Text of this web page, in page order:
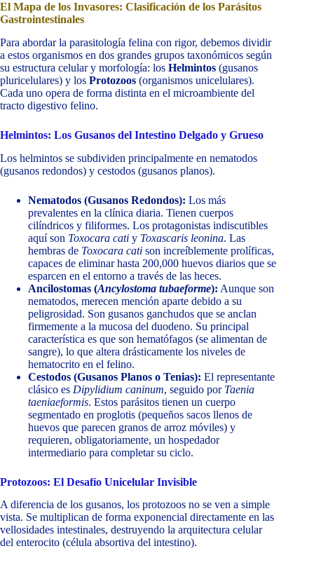
El Mapa de los Invasores: Clasificación de los Parásitos
Gastrointestinales
Para abordar la parasitología felina con rigor, debemos dividir
a estos organismos en dos grandes grupos taxonómicos según
su estructura celular y morfología: los Helmintos (gusanos
pluricelulares) y los Protozoos (organismos unicelulares).
Cada uno opera de forma distinta en el microambiente del
tracto digestivo felino.
Helmintos: Los Gusanos del Intestino Delgado y Grueso
Los helmintos se subdividen principalmente en nematodos
(gusanos redondos) y cestodos (gusanos planos).
Nematodos (Gusanos Redondos): Los más
prevalentes en la clínica diaria. Tienen cuerpos
cilíndricos y filiformes. Los protagonistas indiscutibles
aquí son Toxocara cati y Toxascaris leonina. Las
hembras de Toxocara cati son increíblemente prolíficas,
capaces de eliminar hasta 200,000 huevos diarios que se
esparcen en el entorno a través de las heces.
Ancilostomas (Ancylostoma tubaeforme): Aunque son
nematodos, merecen mención aparte debido a su
peligrosidad. Son gusanos ganchudos que se anclan
firmemente a la mucosa del duodeno. Su principal
característica es que son hematófagos (se alimentan de
sangre), lo que altera drásticamente los niveles de
hematocrito en el felino.
Cestodos (Gusanos Planos o Tenias): El representante
clásico es Dipylidium caninum, seguido por Taenia
taeniaeformis. Estos parásitos tienen un cuerpo
segmentado en proglotis (pequeños sacos llenos de
huevos que parecen granos de arroz móviles) y
requieren, obligatoriamente, un hospedador
intermediario para completar su ciclo.
Protozoos: El Desafío Unicelular Invisible
A diferencia de los gusanos, los protozoos no se ven a simple
vista. Se multiplican de forma exponencial directamente en las
vellosidades intestinales, destruyendo la arquitectura celular
del enterocito (célula absortiva del intestino).